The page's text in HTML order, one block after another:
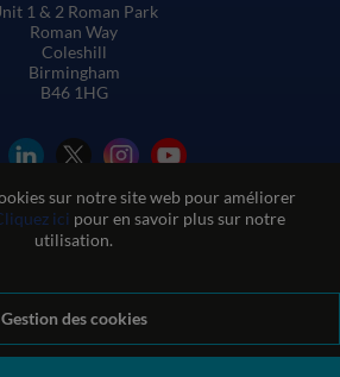
sur notre site web pour améliorer
ici pour en savoir plus sur notre
utilisation.
Gestion des cookies
1 & 2 Roman Park
Roman Way
Coleshill
Birmingham
B46 1HG
générales de vente
d'utilisation du site web
et de cookies
Politique de qualité